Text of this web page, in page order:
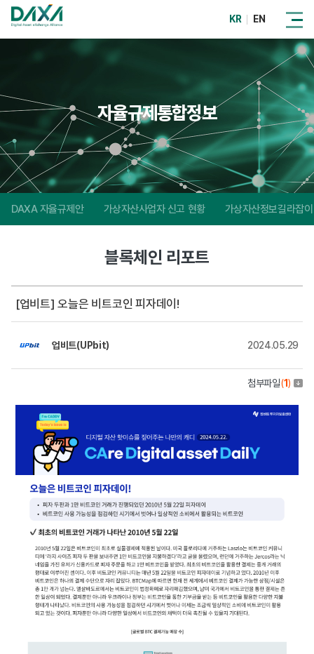
KR EN
자율규제통합정보
DAXA 자율규제안 가상자산사업자 신고 현황 가상자산정보길라잡이
블록체인 리포트
[업비트] 오늘은 비트코인 피자데이!
업비트(UPbit) 2024.05.29
첨부파일(1)